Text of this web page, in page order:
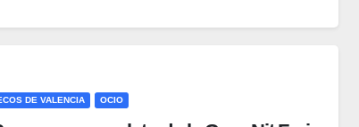
DE VALENCIA OCIO